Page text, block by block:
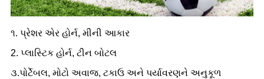
૧. પ્રેશર એર હોર્ન, મીની આકાર
2. પ્લાસ્ટિક હોર્ન, ટીન બોટલ
૩.પોર્ટેબલ, મોટો અવાજ, ટકાઉ અને પર્યાવરણને અનુકૂળ